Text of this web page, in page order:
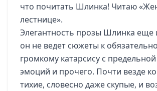
что почитать Шлинка! Читаю
лестнице».
Элегантность прозы Шлинка еще
он не ведет сюжеты к
громкому катарсису с
эмоций и прочего. Почти везде
тихие, словесно даже скупые, и